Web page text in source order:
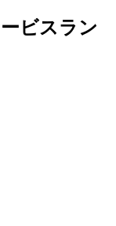
ビスラン